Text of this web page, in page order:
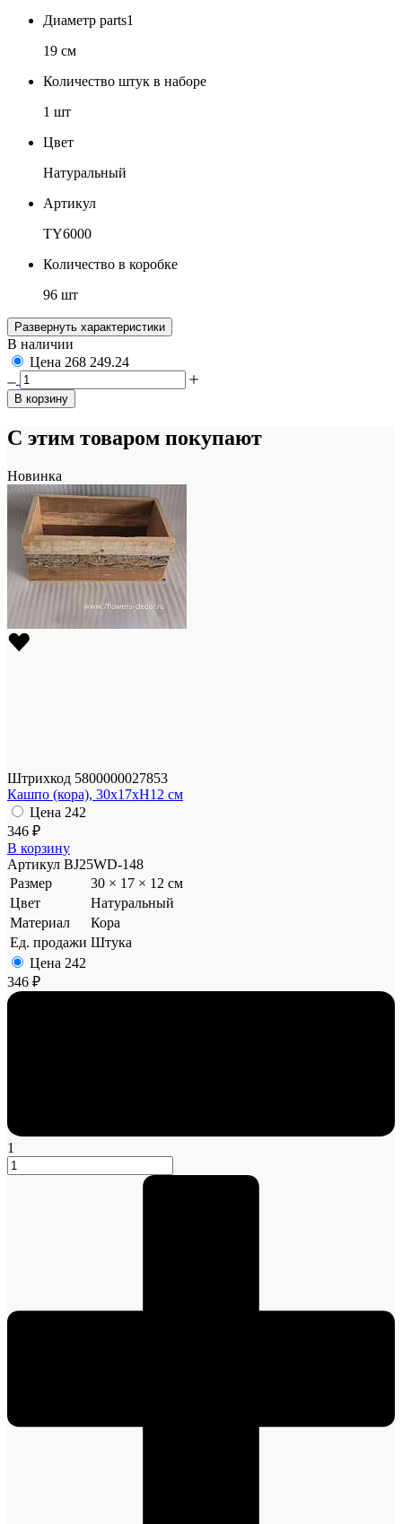
Диаметр parts1
19 см
Количество штук в наборе
1 шт
Цвет
Натуральный
Артикул
TY6000
Количество в коробке
96 шт
Развернуть характеристики
В наличии
Цена 268 249.24
В корзину
С этим товаром покупают
Новинка
Штрихкод 5800000027853
Кашпо (кора), 30x17xH12 см
Цена 242
346 ₽
В корзину
Артикул BJ25WD-148
Размер
30 × 17 × 12 см
Цвет
Натуральный
Материал
Кора
Ед. продажи Штука
Цена 242
346 ₽
1